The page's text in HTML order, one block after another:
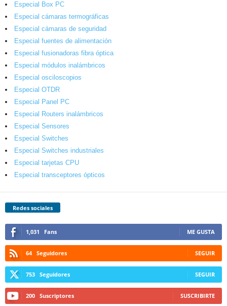
Especial Box PC
Especial cámaras termográficas
Especial cámaras de seguridad
Especial fuentes de alimentación
Especial fusionadoras fibra óptica
Especial módulos inalámbricos
Especial osciloscopios
Especial OTDR
Especial Panel PC
Especial Routers inalámbricos
Especial Sensores
Especial Switches
Especial Switches industriales
Especial tarjetas CPU
Especial transceptores ópticos
Redes sociales
1,031 Fans ME GUSTA
64 Seguidores SEGUIR
753 Seguidores SEGUIR
200 Suscriptores SUSCRIBIRTE